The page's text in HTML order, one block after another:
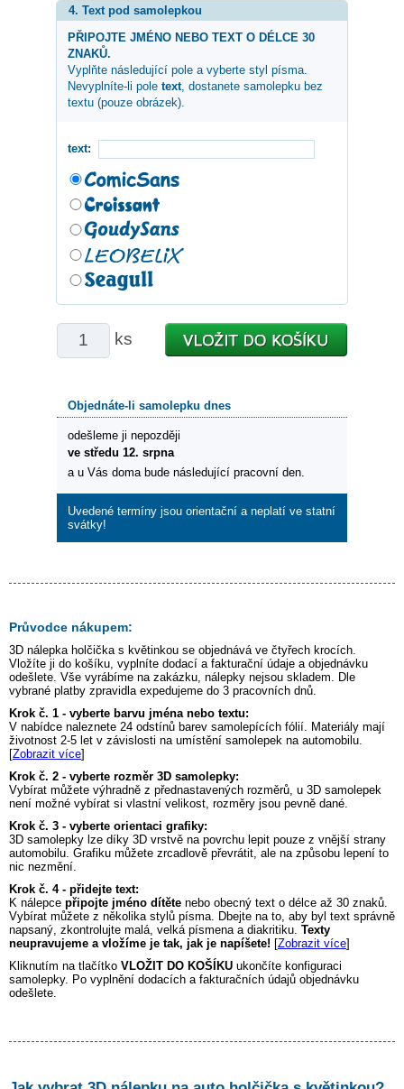
4. Text pod samolepkou
PŘIPOJTE JMÉNO NEBO TEXT O DÉLCE 30
ZNAKŮ.
Vyplňte následující pole a vyberte styl písma.
Nevyplníte-li pole text, dostanete samolepku bez
textu (pouze obrázek).
text:
ks
Objednáte-li samolepku dnes
odešleme ji nepozději
ve středu 12. srpna
a u Vás doma bude následující pracovní den.
Uvedené termíny jsou orientační a neplatí ve statní
svátky!
Průvodce nákupem:
3D nálepka holčička s květinkou se objednává ve čtyřech krocích.
Vložíte ji do košíku, vyplníte dodací a fakturační údaje a objednávku
odešlete. Vše vyrábíme na zakázku, nálepky nejsou skladem. Dle
vybrané platby zpravidla expedujeme do 3 pracovních dnů.
Krok č. 1 - vyberte barvu jména nebo textu:
V nabídce naleznete 24 odstínů barev samolepících fólií. Materiály mají
životnost 2-5 let v závislosti na umístění samolepek na automobilu.
[Zobrazit více]
Krok č. 2 - vyberte rozměr 3D samolepky:
Vybírat můžete výhradně z přednastavených rozměrů, u 3D samolepek
není možné vybírat si vlastní velikost, rozměry jsou pevně dané.
Krok č. 3 - vyberte orientaci grafiky:
3D samolepky lze díky 3D vrstvě na povrchu lepit pouze z vnější strany
automobilu. Grafiku můžete zrcadlově převrátit, ale na způsobu lepení to
nic nezmění.
Krok č. 4 - přidejte text:
K nálepce připojte jméno dítěte nebo obecný text o délce až 30 znaků.
Vybírat můžete z několika stylů písma. Dbejte na to, aby byl text správně
napsaný, zkontrolujte malá, velká písmena a diakritiku. Texty
neupravujeme a vložíme je tak, jak je napíšete! [Zobrazit více]
Kliknutím na tlačítko VLOŽIT DO KOŠÍKU ukončíte konfiguraci
samolepky. Po vyplnění dodacích a fakturačních údajů objednávku
odešlete.